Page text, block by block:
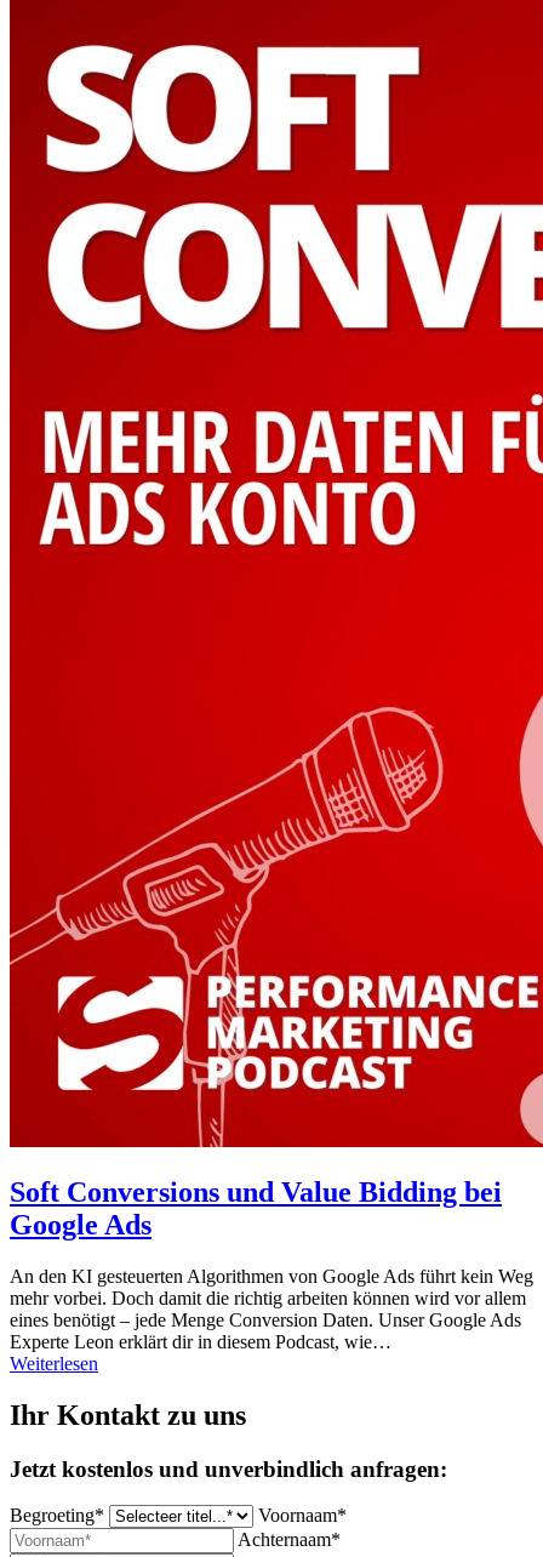
Soft Conversions und Value Bidding bei
Google Ads
An den KI gesteuerten Algorithmen von Google Ads führt kein Weg
mehr vorbei. Doch damit die richtig arbeiten können wird vor allem
eines benötigt – jede Menge Conversion Daten. Unser Google Ads
Experte Leon erklärt dir in diesem Podcast, wie…
Weiterlesen
Ihr Kontakt zu uns
Jetzt kostenlos und unverbindlich anfragen:
Begroeting*
Voornaam*
Achternaam*